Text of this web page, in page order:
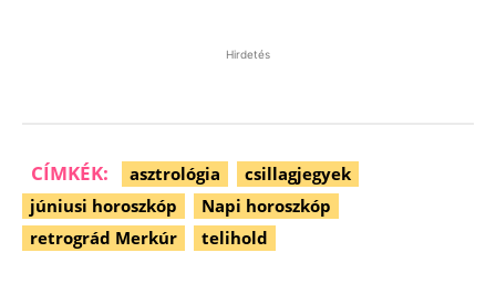
Hirdetés
CÍMKÉK: asztrológia
csillagjegyek
júniusi horoszkóp
Napi horoszkóp
retrográd Merkúr
telihold